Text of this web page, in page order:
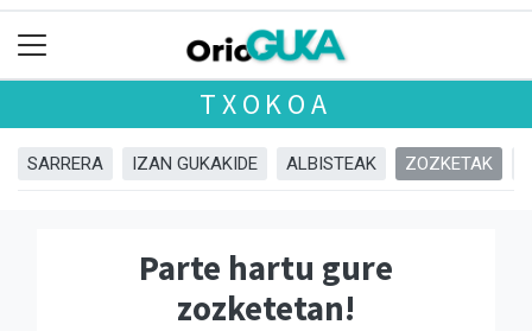
TXOKOA
SARRERA IZAN GUKAKIDE ALBISTEAK ZOZKETAK
Parte hartu gure
zozketetan!